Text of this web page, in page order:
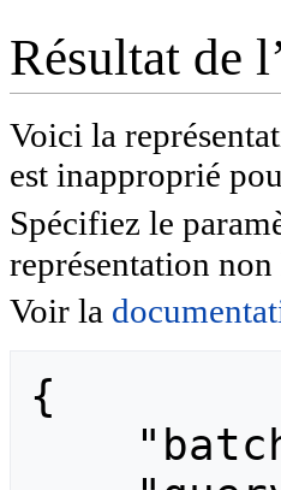
Résultat de
Voici la
est inapproprié
Spécifiez le
représentation
Voir la
{